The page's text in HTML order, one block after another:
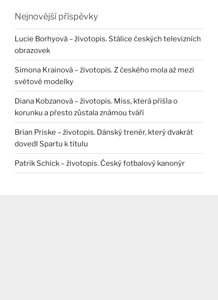
Nejnovější příspěvky
Lucie Borhyová – životopis. Stálice českých televizních
obrazovek
Simona Krainová – životopis. Z českého mola až mezi
světové modelky
Diana Kobzanová – životopis. Miss, která přišla o
korunku a přesto zůstala známou tváří
Brian Priske – životopis. Dánský trenér, který dvakrát
dovedl Spartu k titulu
Patrik Schick – životopis. Český fotbalový kanonýr